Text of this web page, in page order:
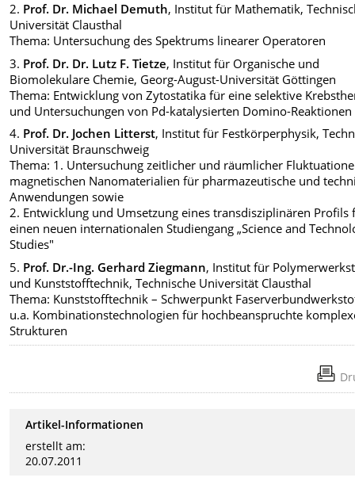
2. Prof. Dr. Michael Demuth, Institut für Mathematik,
Universität Clausthal
Thema: Untersuchung des Spektrums linearer Operatoren
3. Prof. Dr. Dr. Lutz F. Tietze, Institut für Organische und
Biomolekulare Chemie, Georg-August-Universität Göttingen
Thema: Entwicklung von Zytostatika für eine selektive
und Untersuchungen von Pd-katalysierten Domino-Reaktionen
4. Prof. Dr. Jochen Litterst, Institut für Festkörperphysik,
Universität Braunschweig
Thema: 1. Untersuchung zeitlicher und räumlicher
magnetischen Nanomaterialien für pharmazeutische und
Anwendungen sowie
2. Entwicklung und Umsetzung eines transdisziplinären Profils
einen neuen internationalen Studiengang „Science and
Studies"
5. Prof. Dr.-Ing. Gerhard Ziegmann, Institut für
und Kunststofftechnik, Technische Universität Clausthal
Thema: Kunststofftechnik – Schwerpunkt
u.a. Kombinationstechnologien für hochbeanspruchte
Strukturen
Artikel-Informationen
erstellt am:
20.07.2011